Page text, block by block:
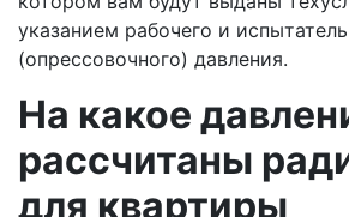
указанием рабочего и
(опрессовочного) давления.
На какое
рассчитаны
для квартиры